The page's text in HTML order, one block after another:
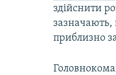
здійснити
зазначають,
приблизно